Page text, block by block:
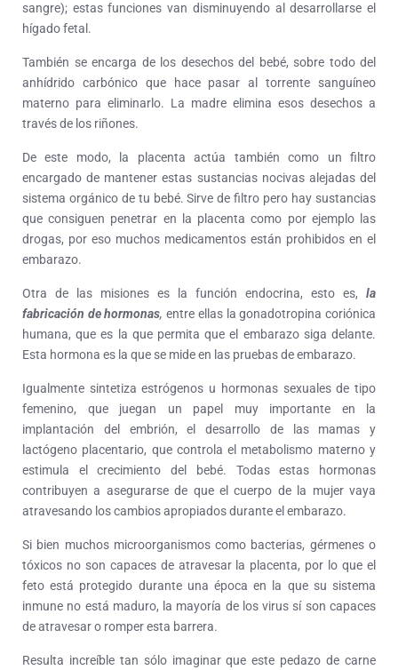
sangre); estas funciones van disminuyendo al desarrollarse el
hígado fetal.
También se encarga de los desechos del bebé, sobre todo del
anhídrido carbónico que hace pasar al torrente sanguíneo
materno para eliminarlo. La madre elimina esos desechos a
través de los riñones.
De este modo, la placenta actúa también como un filtro
encargado de mantener estas sustancias nocivas alejadas del
sistema orgánico de tu bebé. Sirve de filtro pero hay sustancias
que consiguen penetrar en la placenta como por ejemplo las
drogas, por eso muchos medicamentos están prohibidos en el
embarazo.
Otra de las misiones es la función endocrina, esto es, la
fabricación de hormonas, entre ellas la gonadotropina coriónica
humana, que es la que permita que el embarazo siga delante.
Esta hormona es la que se mide en las pruebas de embarazo.
Igualmente sintetiza estrógenos u hormonas sexuales de tipo
femenino, que juegan un papel muy importante en la
implantación del embrión, el desarrollo de las mamas y
lactógeno placentario, que controla el metabolismo materno y
estimula el crecimiento del bebé. Todas estas hormonas
contribuyen a asegurarse de que el cuerpo de la mujer vaya
atravesando los cambios apropiados durante el embarazo.
Si bien muchos microorganismos como bacterias, gérmenes o
tóxicos no son capaces de atravesar la placenta, por lo que el
feto está protegido durante una época en la que su sistema
inmune no está maduro, la mayoría de los virus sí son capaces
de atravesar o romper esta barrera.
Resulta increíble tan sólo imaginar que este pedazo de carne